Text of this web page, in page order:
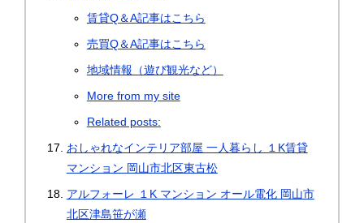
賃貸Q＆A記事はこちら
売買Q＆A記事はこちら
地域情報（遊び観光など）
More from my site
Related posts:
おしゃれなインテリア部屋 一人暮らし １K賃貸
マンション 岡山市北区東古松
アルフォーレ １K マンション オール電化 岡山市
北区津島笹が瀬